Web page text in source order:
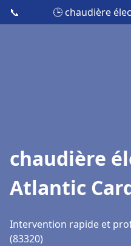
📞 🕒 chaudière
chaudière
Atlantic
Intervention rapide et
(83320)